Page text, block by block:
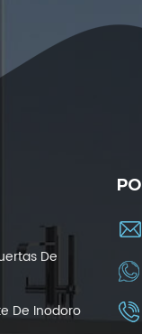
De
De Inodoro